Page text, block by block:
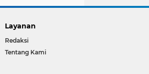
Layanan
Redaksi
Tentang Kami